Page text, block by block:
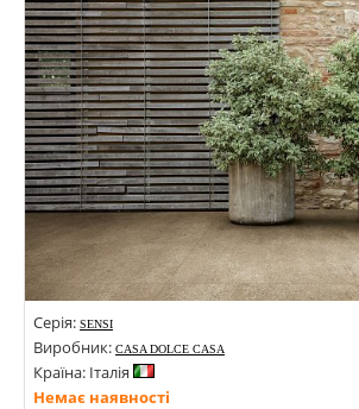
Серія: SENSI
Виробник: CASA DOLCE CASA
Країна: Італія
Немає наявності